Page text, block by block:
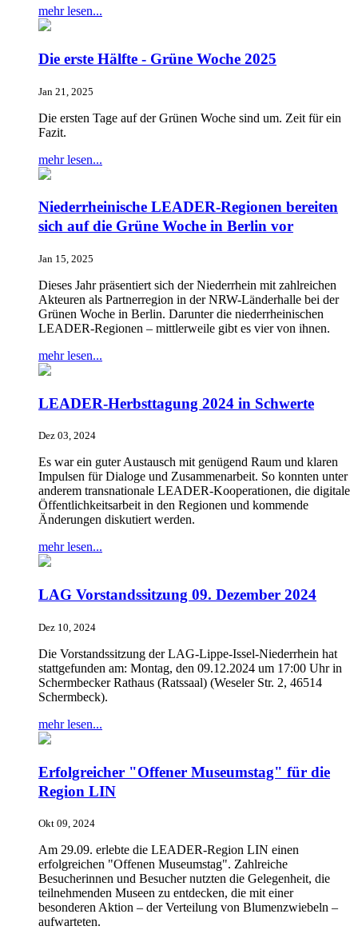
mehr lesen...
Die erste Hälfte - Grüne Woche 2025
Jan 21, 2025
Die ersten Tage auf der Grünen Woche sind um. Zeit für ein
Fazit.
mehr lesen...
Niederrheinische LEADER-Regionen bereiten
sich auf die Grüne Woche in Berlin vor
Jan 15, 2025
Dieses Jahr präsentiert sich der Niederrhein mit zahlreichen
Akteuren als Partnerregion in der NRW-Länderhalle bei der
Grünen Woche in Berlin. Darunter die niederrheinischen
LEADER-Regionen – mittlerweile gibt es vier von ihnen.
mehr lesen...
LEADER-Herbsttagung 2024 in Schwerte
Dez 03, 2024
Es war ein guter Austausch mit genügend Raum und klaren
Impulsen für Dialoge und Zusammenarbeit. So konnten unter
anderem transnationale LEADER-Kooperationen, die digitale
Öffentlichkeitsarbeit in den Regionen und kommende
Änderungen diskutiert werden.
mehr lesen...
LAG Vorstandssitzung 09. Dezember 2024
Dez 10, 2024
Die Vorstandssitzung der LAG-Lippe-Issel-Niederrhein hat
stattgefunden am: Montag, den 09.12.2024 um 17:00 Uhr in
Schermbecker Rathaus (Ratssaal) (Weseler Str. 2, 46514
Schermbeck).
mehr lesen...
Erfolgreicher "Offener Museumstag" für die
Region LIN
Okt 09, 2024
Am 29.09. erlebte die LEADER-Region LIN einen
erfolgreichen "Offenen Museumstag". Zahlreiche
Besucherinnen und Besucher nutzten die Gelegenheit, die
teilnehmenden Museen zu entdecken, die mit einer
besonderen Aktion – der Verteilung von Blumenzwiebeln –
aufwarteten.